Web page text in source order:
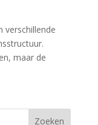
verschillende
maar de